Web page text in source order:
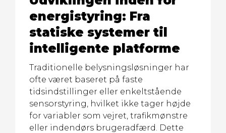
energistyring: Fra
statiske systemer til
intelligente platforme
Traditionelle belysningsløsninger har
ofte været baseret på faste
tidsindstillinger eller enkeltstående
sensorstyring, hvilket ikke tager højde
for variabler som vejret, trafikmønstre
eller indendørs brugeradfærd. Dette